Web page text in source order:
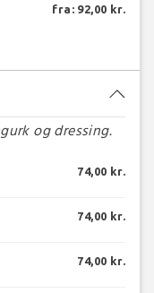
fra: 92,00 kr.
og dressing.
74,00 kr.
74,00 kr.
74,00 kr.